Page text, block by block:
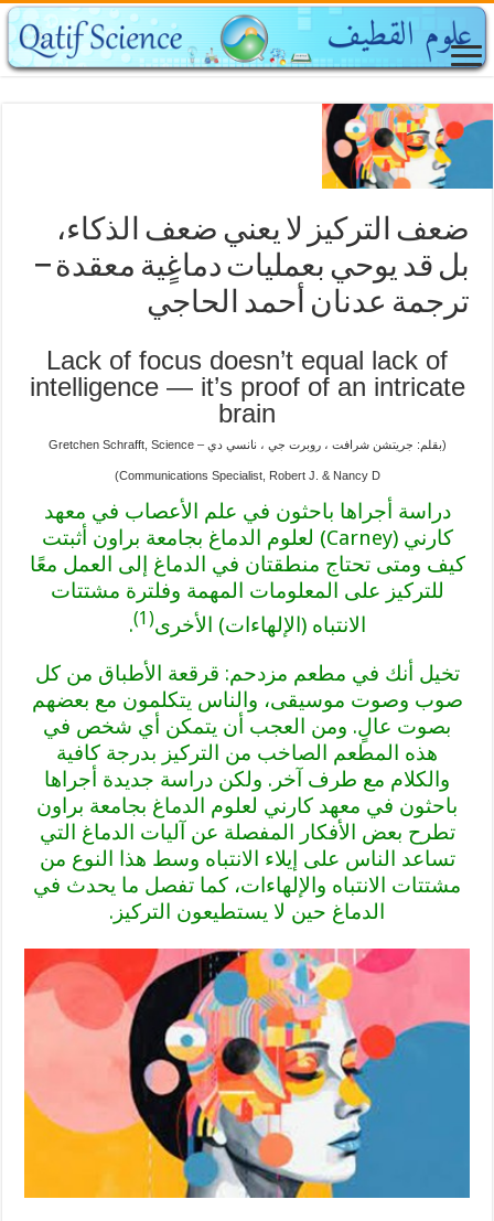
ضعف التركيز لا يعني ضعف الذكاء،
بل قد يوحي بعمليات دماغٍية معقدة –
ترجمة عدنان أحمد الحاجي
Lack of focus doesn’t equal lack of
intelligence — it’s proof of an intricate
brain
(بقلم: جريتشن شرافت ، روبرت جي ، نانسي دي – Gretchen Schrafft, Science
Communications Specialist, Robert J. & Nancy D)
دراسة أجراها باحثون في علم الأعصاب في معهد
كارني (Carney) لعلوم الدماغ بجامعة براون أثبتت
كيف ومتى تحتاج منطقتان في الدماغ إلى العمل معًا
للتركيز على المعلومات المهمة وفلترة مشتتات
الانتباه (الإلهاءات) الأخرى(1)
.
تخيل أنك في مطعم مزدحم: قرقعة الأطباق من كل
صوب وصوت موسيقى، والناس يتكلمون مع بعضهم
بصوت عالٍ. ومن العجب أن يتمكن أي شخص في
هذه المطعم الصاخب من التركيز بدرجة كافية
والكلام مع طرف آخر. ولكن دراسة جديدة أجراها
باحثون في معهد كارني لعلوم الدماغ بجامعة براون
تطرح بعض الأفكار المفصلة عن آليات الدماغ التي
تساعد الناس على إيلاء الانتباه وسط هذا النوع من
مشتتات الانتباه والإلهاءات، كما تفصل ما يحدث في
الدماغ حين لا يستطيعون التركيز.